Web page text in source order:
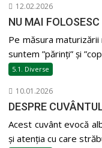
12.02.2026
NU MAI
Pe măsura
suntem ”părinți” și
5.1. Diverse
10.01.2026
DESPRE
Acest cuvânt evocă
și atenția cu care